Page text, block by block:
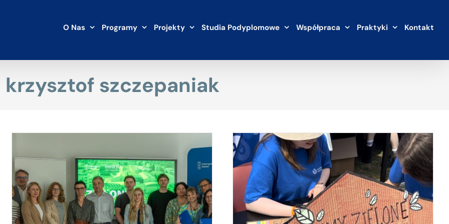
O Nas Programy Projekty Studia Podyplomowe Współpraca Praktyki Kontakt
krzysztof szczepaniak